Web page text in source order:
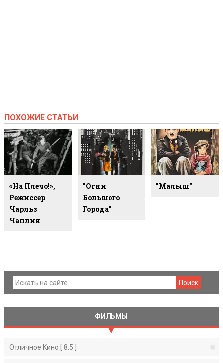
ПОХОЖИЕ СТАТЬИ
«На Плечо!»,
Режиссер
Чарльз
Чаплин
"Огни
Большого
Города"
"Малыш"
ФИЛЬМЫ
Отличное Kино [ 8.5 ]